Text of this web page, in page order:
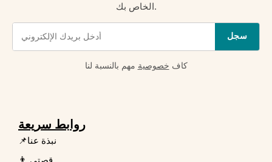
الخاص بك.
سجل
كاف خصوصية مهم بالنسبة لنا
روابط سريعة
📌نبذة عنا